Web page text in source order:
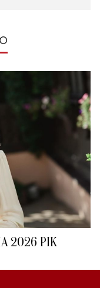
2026 РІК